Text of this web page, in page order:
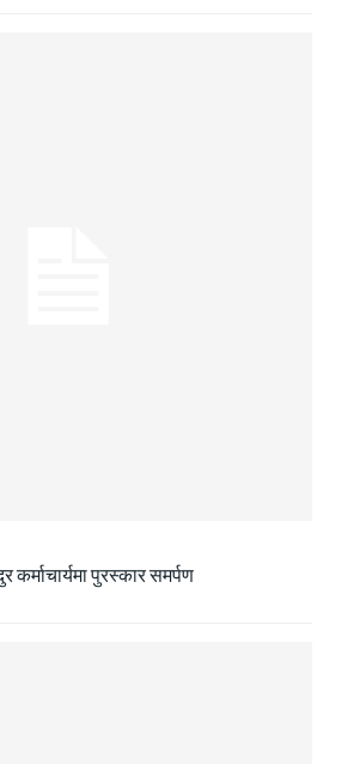
कर्माचार्यमा पुरस्कार समर्पण